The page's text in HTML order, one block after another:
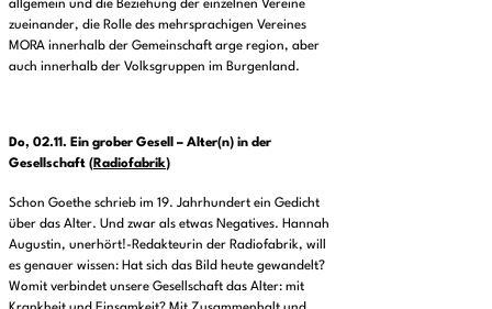
allgemein und die Beziehung der einzelnen Vereine
zueinander, die Rolle des mehrsprachigen Vereines
MORA innerhalb der Gemeinschaft arge region, aber
auch innerhalb der Volksgruppen im Burgenland.
Do, 02.11. Ein grober Gesell – Alter(n) in der
Gesellschaft ( Radiofabrik)
Schon Goethe schrieb im 19. Jahrhundert ein Gedicht
über das Alter. Und zwar als etwas Negatives. Hannah
Augustin, unerhört!-Redakteurin der Radiofabrik, will
es genauer wissen: Hat sich das Bild heute gewandelt?
Womit verbindet unsere Gesellschaft das Alter: mit